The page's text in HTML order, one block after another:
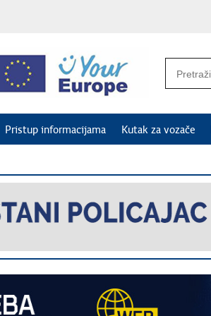
Pristup informacijama Kutak za vozače